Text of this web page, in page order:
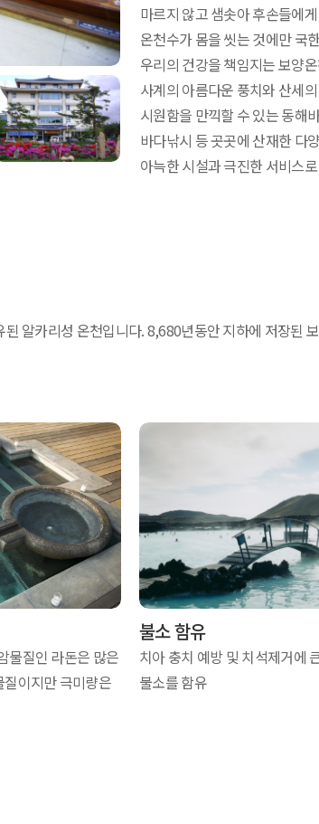
마르지 않고 샘솟아 후손들에
온천수가 몸을 씻는 것에만 국
우리의 건강을 책임지는 보양
사계의 아름다운 풍치와 산세
시원함을 만끽할 수 있는 동해
바다낚시 등 곳곳에 산재한 다
아늑한 시설과 극진한 서비스
알카리성 온천입니다. 8,680년동안 지하에 저장된
물질인 라돈은 많은
이지만 극미량은
불소 함유
치아 충치 예방 및 치석제거에
불소를 함유